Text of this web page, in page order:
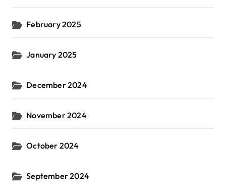
February 2025
January 2025
December 2024
November 2024
October 2024
September 2024